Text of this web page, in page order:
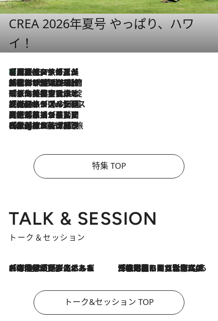
CREA 2026年夏号 やっぱり、ハワ
イ！
2026.8.7
【厳選旅コスメ】「多機能アイテムがメイン！」旅好き美容エディターが選んだ夏旅ベストコスメを発表【Mサイズジップ】
2026.8.6
「荷物が増えるほど旅ストレスは増す」美容ジャーナリストがたどり着いた最終結論。“化粧品を劇的に減らす”感動の凝縮美容とは
2026.8.6
「旅先には金髪ウィッグを持参」日本と同じメイクでは損してる!? 美容ジャーナリストが提案する“掟破りの旅美容”とは
2026.8.6
【厳選旅コスメ】「身軽さ＆UV対策重視！」ヘアアーティストshucoが選んだ夏旅ベストコスメを発表【Mサイズジップ】
2026.8.5
【厳選旅コスメ】国内をあちこち移動する河井菜摘が選んだ夏旅ベストコスメ発表！「リラックスアイテムはマスト」【Mサイズジップ】
2026.8.4
【厳選旅コスメ】「紫外線＆乾燥対策しながらメイク感も！」ヘア＆メイクGeorgeが選んだ夏旅ベストコスメを発表！【Mサイズジップ】
特集 TOP
TALK & SESSION
トーク＆セッション
2026.8.3
「今後値上げがあるとすれば…」「リスクがあるのは今年の冬」エネルギー専門家が語る、ホルムズ海峡封鎖が家庭にもたらす“ある心配” 2026.8.3
「住宅建てられない…」「サーチャージ料の高値が続いている」ホルムズ海峡封鎖による影響はいつまで続く？《エネルギー専門家に聞く“どうなる日本の暮らし”》
トーク&セッション TOP